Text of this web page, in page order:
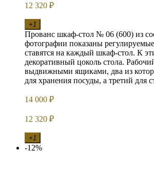
12 320 ₽
+1
Прованс шкаф-стол № 06 (600) из
фотографии показаны
ставятся на каждый шкаф-стол. К
декоративный цоколь стола.
выдвижными ящиками, два из
для хранения посуды, а третий для
14 000 ₽
12 320 ₽
+1
-12%